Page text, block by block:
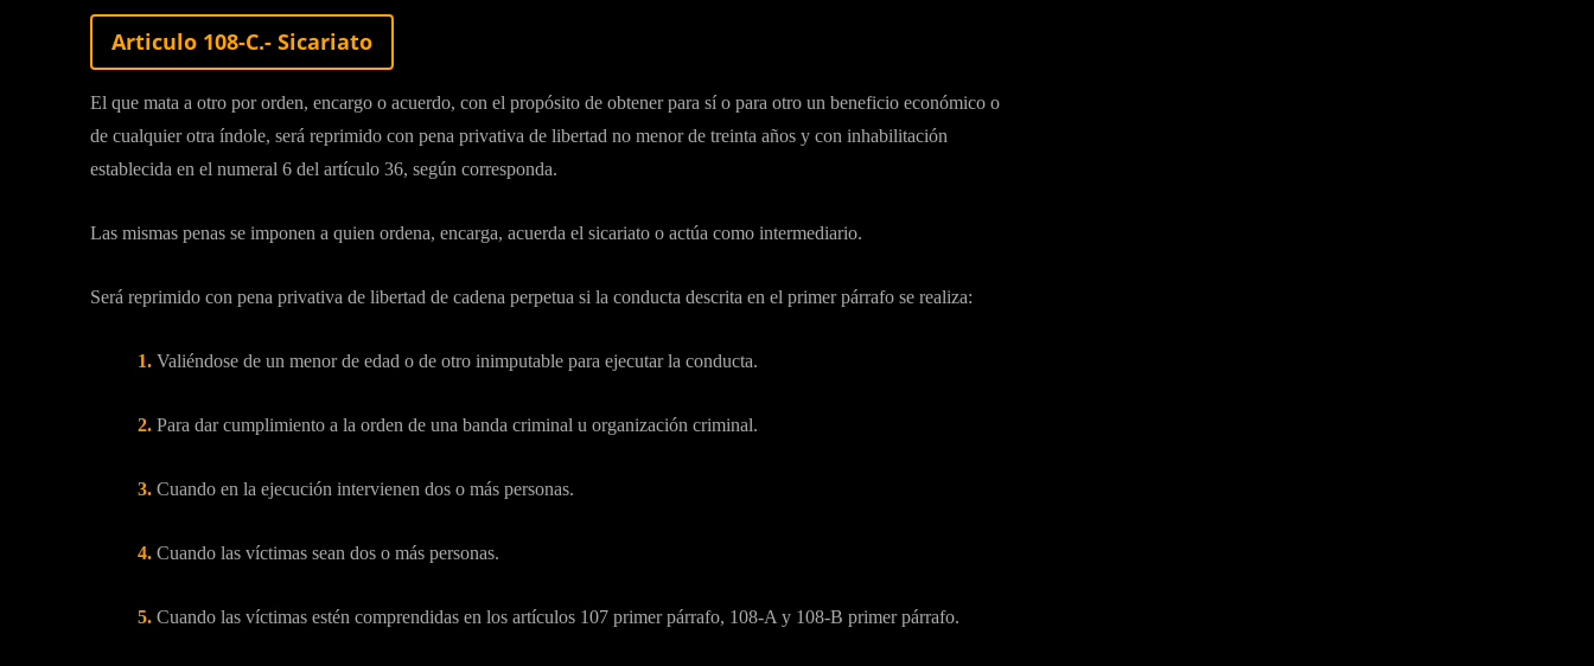
Articulo 108-C.- Sicariato
El que mata a otro por orden, encargo o acuerdo, con el propósito de obtener para sí o para otro un beneficio económico o
de cualquier otra índole, será reprimido con pena privativa de libertad no menor de treinta años y con inhabilitación
establecida en el numeral 6 del artículo 36, según corresponda.
Las mismas penas se imponen a quien ordena, encarga, acuerda el sicariato o actúa como intermediario.
Será reprimido con pena privativa de libertad de cadena perpetua si la conducta descrita en el primer párrafo se realiza:
1. Valiéndose de un menor de edad o de otro inimputable para ejecutar la conducta.
2. Para dar cumplimiento a la orden de una banda criminal u organización criminal.
3. Cuando en la ejecución intervienen dos o más personas.
4. Cuando las víctimas sean dos o más personas.
5. Cuando las víctimas estén comprendidas en los artículos 107 primer párrafo, 108-A y 108-B primer párrafo.